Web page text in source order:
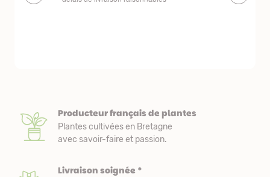
livraison
Producteur français de plantes
Plantes cultivées en Bretagne
avec savoir-faire et passion.
Livraison soignée *